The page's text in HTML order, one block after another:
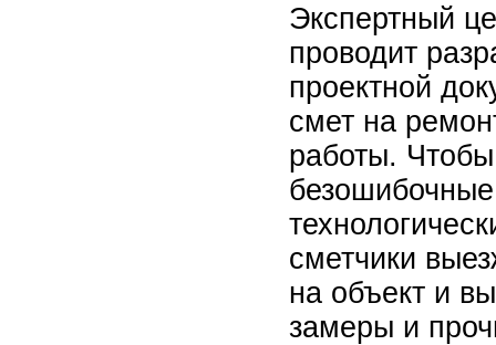
Экспертный
проводит
проектной
смет на
работы.
сметчики
на объект и
замеры и